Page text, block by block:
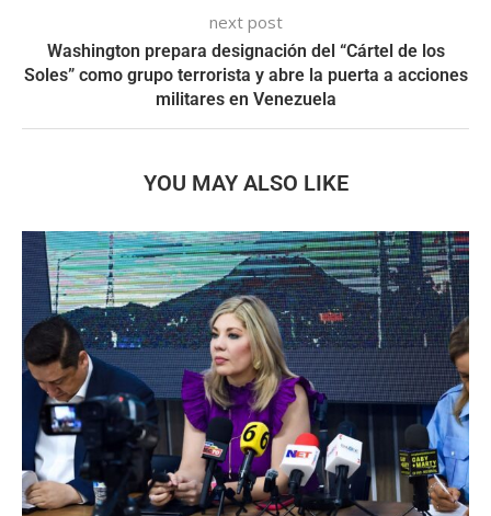
next post
Washington prepara designación del “Cártel de los
Soles” como grupo terrorista y abre la puerta a acciones
militares en Venezuela
YOU MAY ALSO LIKE